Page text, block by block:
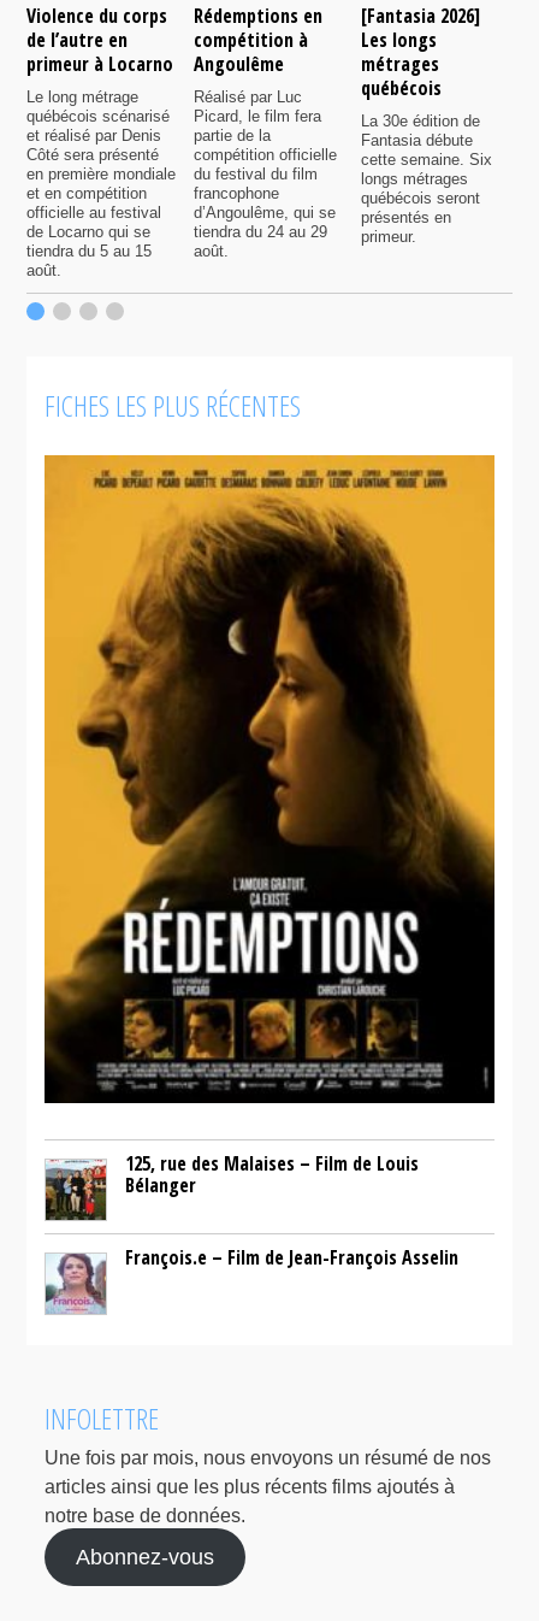
Violence du corps
de l’autre en
primeur à Locarno
Le long métrage
québécois scénarisé
et réalisé par Denis
Côté sera présenté
en première mondiale
et en compétition
officielle au festival
de Locarno qui se
tiendra du 5 au 15
août.
Rédemptions en
compétition à
Angoulême
Réalisé par Luc
Picard, le film fera
partie de la
compétition officielle
du festival du film
francophone
d’Angoulême, qui se
tiendra du 24 au 29
août.
[Fantasia 2026]
Les longs
métrages
québécois
La 30e édition de
Fantasia débute
cette semaine. Six
longs métrages
québécois seront
présentés en
primeur.
FICHES LES PLUS RÉCENTES
125, rue des Malaises – Film de Louis
Bélanger
François.e – Film de Jean-François Asselin
INFOLETTRE
Une fois par mois, nous envoyons un résumé de nos
articles ainsi que les plus récents films ajoutés à
notre base de données.
Abonnez-vous